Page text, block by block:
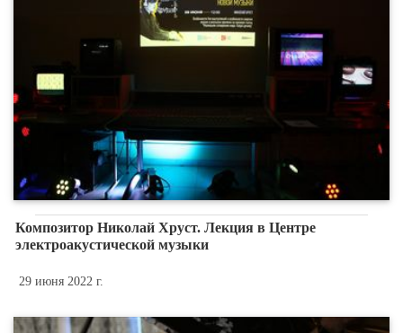
Композитор Николай Хруст. Лекция в Центре
электроакустической музыки
29 июня 2022 г.